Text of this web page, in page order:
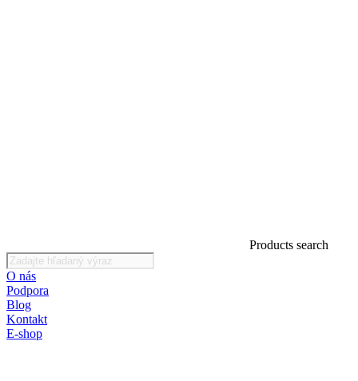
Products search
O nás
Podpora
Blog
Kontakt
E-shop